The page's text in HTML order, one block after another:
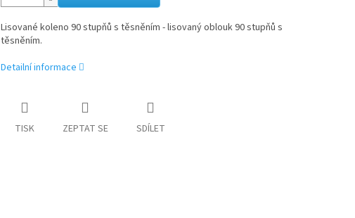
Lisované koleno 90 stupňů s těsněním - lisovaný oblouk 90 stupňů s
těsněním.
Detailní informace
TISK ZEPTAT SE SDÍLET